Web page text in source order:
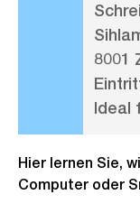
8001
Ideal
Hier lernen Sie,
Computer oder